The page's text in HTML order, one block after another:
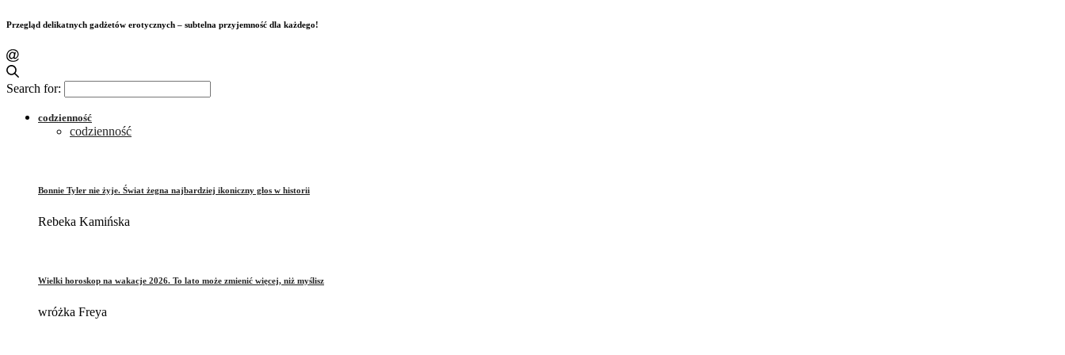
Przegląd delikatnych gadżetów erotycznych – subtelna przyjemność dla każdego!
Search for:
codzienność
codzienność
Bonnie Tyler nie żyje. Świat żegna najbardziej ikoniczny głos w historii
Rebeka Kamińska
Wielki horoskop na wakacje 2026. To lato może zmienić więcej, niż myślisz
wróżka Freya